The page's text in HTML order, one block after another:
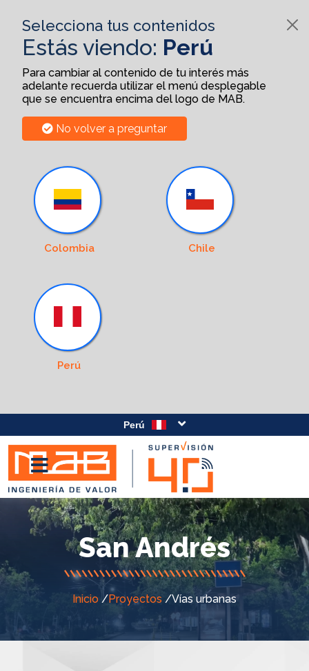
Selecciona tus contenidos
Estás viendo: Perú
Para cambiar al contenido de tu interés más
adelante recuerda utilizar el menú desplegable
que se encuentra encima del logo de MAB.
No volver a preguntar
Colombia Chile
Perú
Perú
San Andrés
Inicio /Proyectos /Vías urbanas